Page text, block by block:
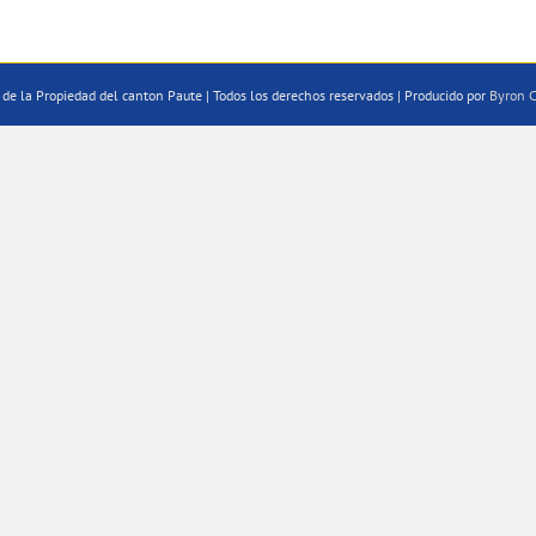
la Propiedad del canton Paute | Todos los derechos reservados | Producido por Byron